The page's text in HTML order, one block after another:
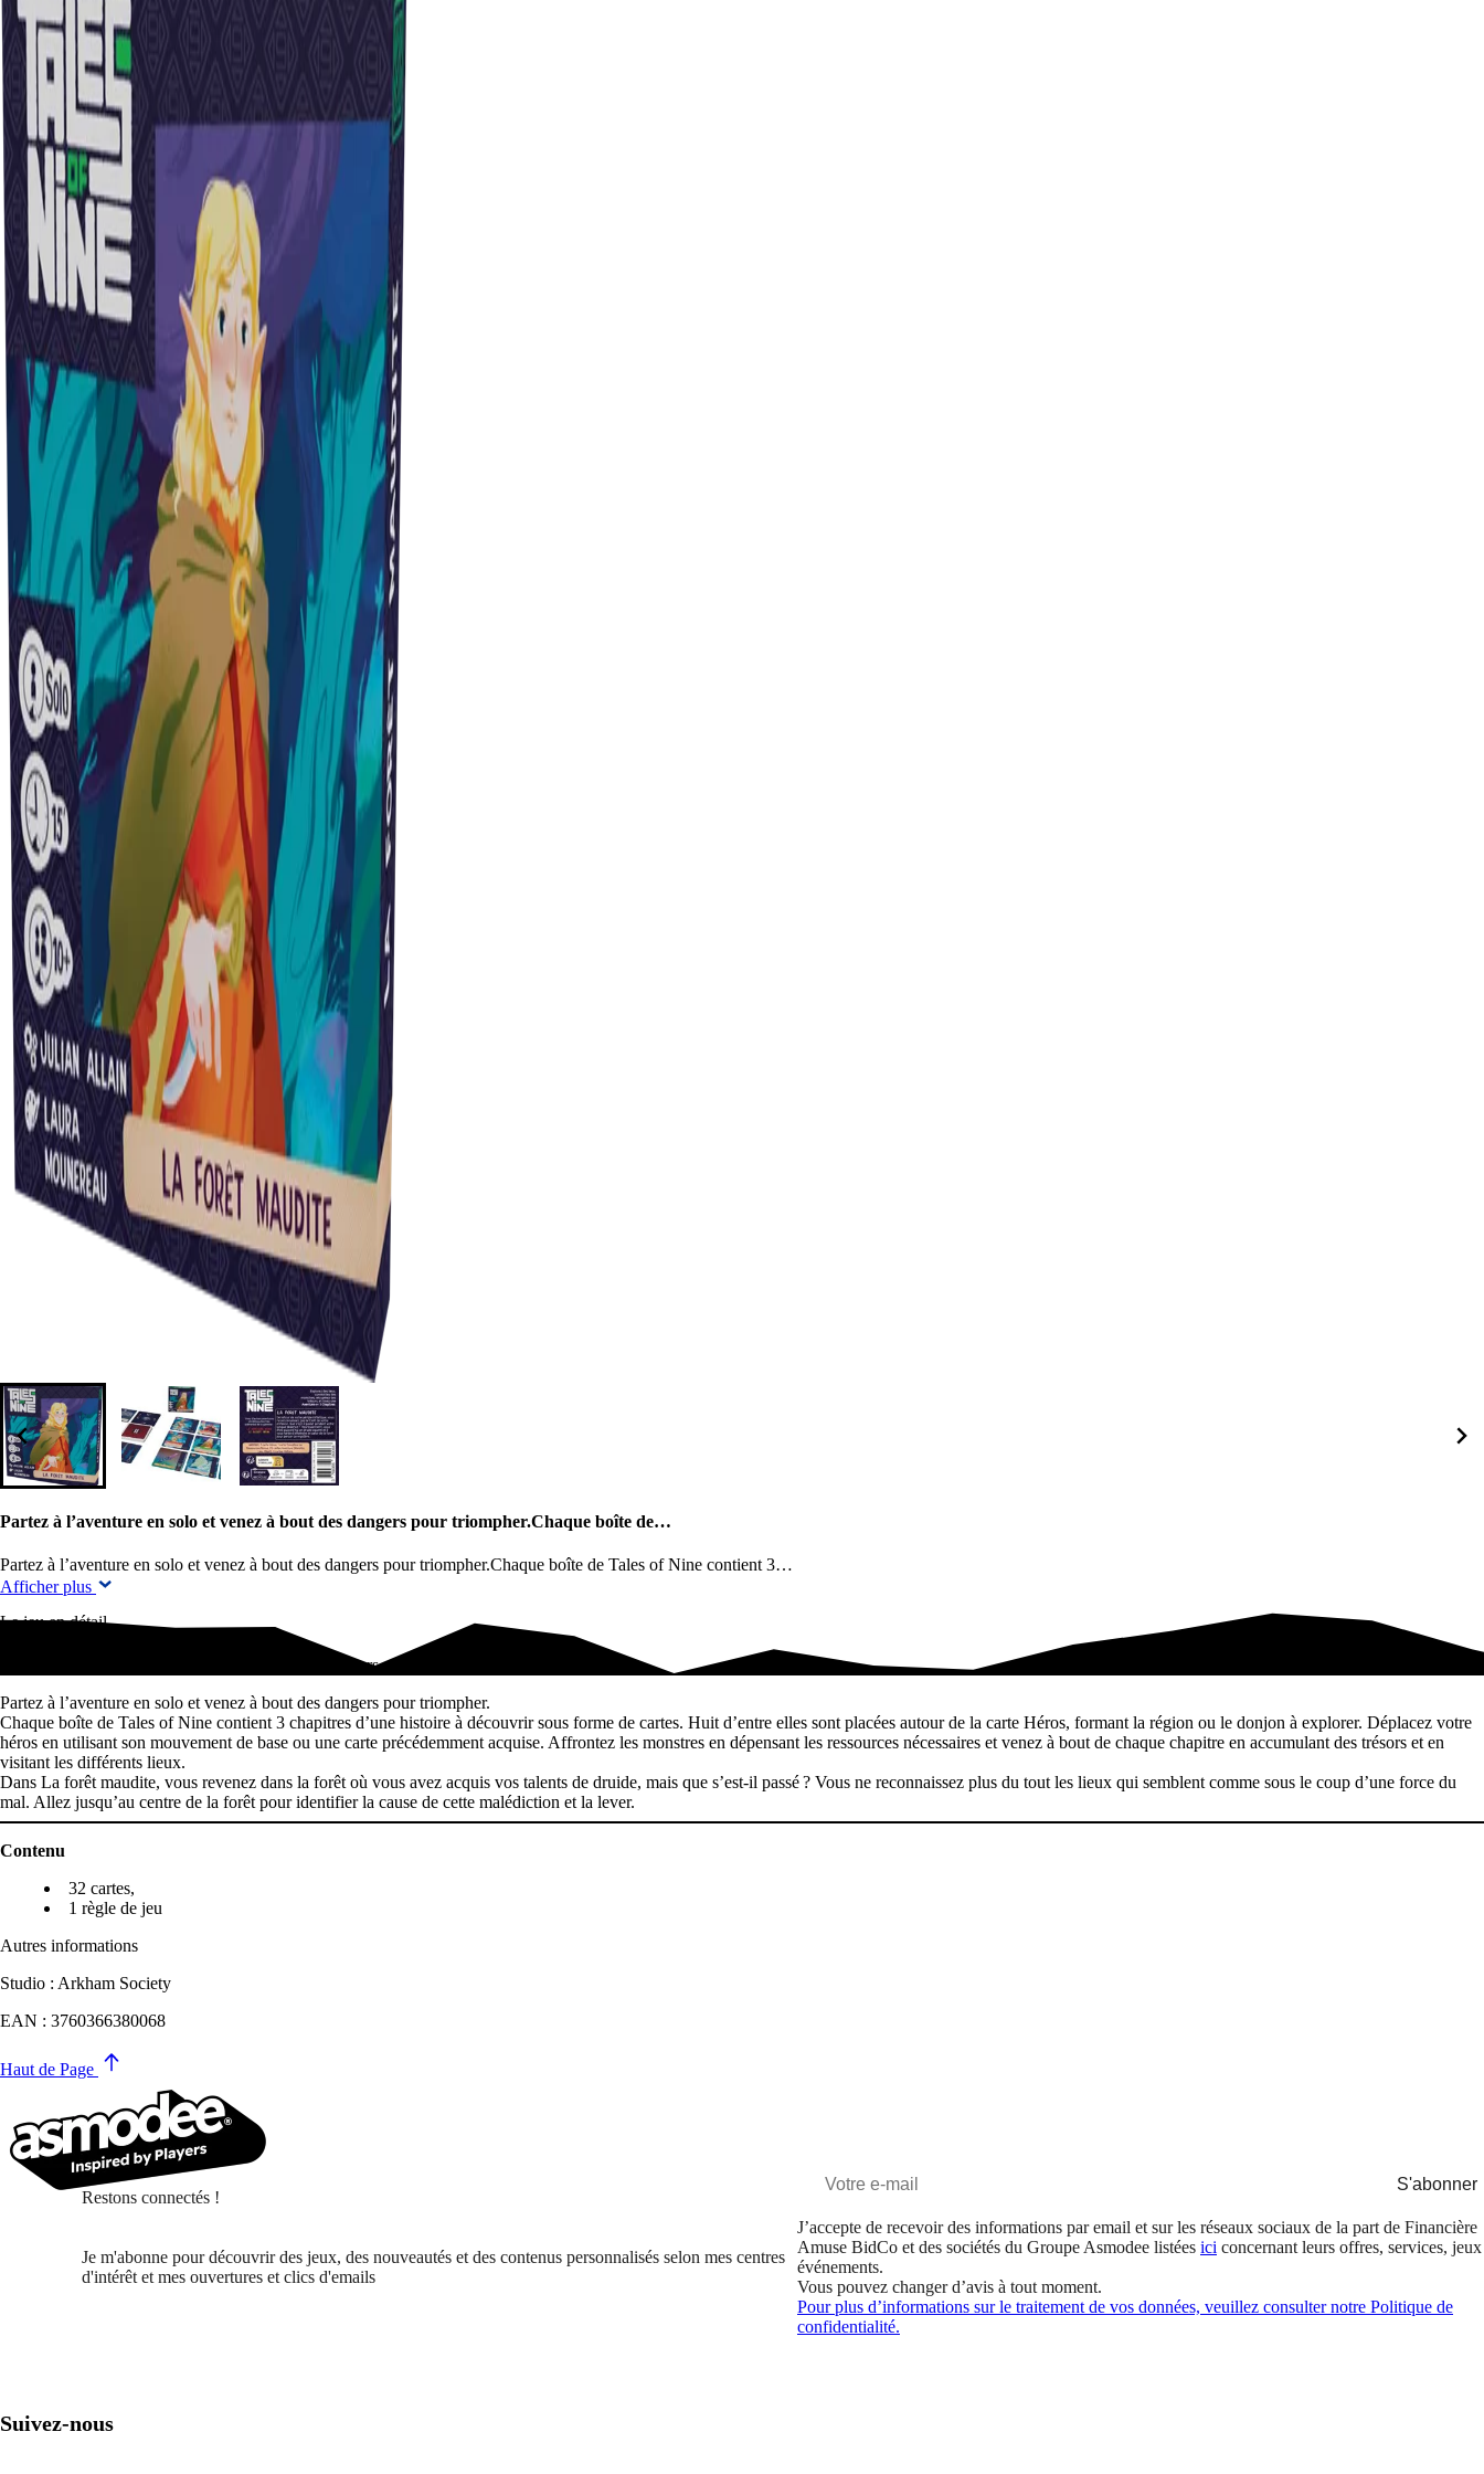
Partez à l’aventure en solo et venez à bout des dangers pour triompher.Chaque boîte de…
Partez à l’aventure en solo et venez à bout des dangers pour triompher.Chaque boîte de Tales of Nine contient 3…
Afficher plus
Le jeu en détail
Partez à l’aventure en solo et venez à bout des dangers pour triompher.Chaque boîte de…
Partez à l’aventure en solo et venez à bout des dangers pour triompher.
Chaque boîte de Tales of Nine contient 3 chapitres d’une histoire à découvrir sous forme de cartes. Huit d’entre elles sont placées autour de la carte Héros, formant la région ou le donjon à explorer. Déplacez votre
héros en utilisant son mouvement de base ou une carte précédemment acquise. Affrontez les monstres en dépensant les ressources nécessaires et venez à bout de chaque chapitre en accumulant des trésors et en
visitant les différents lieux.
Dans La forêt maudite, vous revenez dans la forêt où vous avez acquis vos talents de druide, mais que s’est-il passé ? Vous ne reconnaissez plus du tout les lieux qui semblent comme sous le coup d’une force du
mal. Allez jusqu’au centre de la forêt pour identifier la cause de cette malédiction et la lever.
Contenu
32 cartes,
1 règle de jeu
Autres informations
Studio : Arkham Society
EAN : 3760366380068
Haut de Page
Restons connectés !
Je m'abonne pour découvrir des jeux, des nouveautés et des contenus personnalisés selon mes centres
d'intérêt et mes ouvertures et clics d'emails
S'abonner
J’accepte de recevoir des informations par email et sur les réseaux sociaux de la part de Financière
Amuse BidCo et des sociétés du Groupe Asmodee listées ici concernant leurs offres, services,
événements.
Vous pouvez changer d’avis à tout moment.
Pour plus d’informations sur le traitement de vos données, veuillez consulter notre Politique de
confidentialité.
Suivez-nous